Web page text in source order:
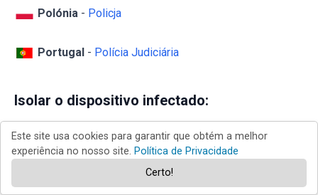
Polónia - Policja
Portugal - Polícia Judiciária
Isolar o dispositivo infectado:
Algumas infecções do tipo ransomware são projetadas
para encriptar os ficheiros em dispositivos de
armazenamento externos, infectá-los e até mesmo
Este site usa cookies para garantir que obtém a melhor
experiência no nosso site. Política de Privacidade
Certo!